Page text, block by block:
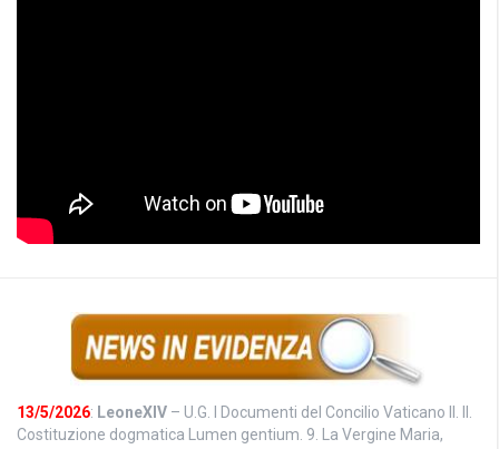
13/5/2026: LeoneXIV – U.G. I Documenti del Concilio Vaticano II. II.
Costituzione dogmatica Lumen gentium. 9. La Vergine Maria,